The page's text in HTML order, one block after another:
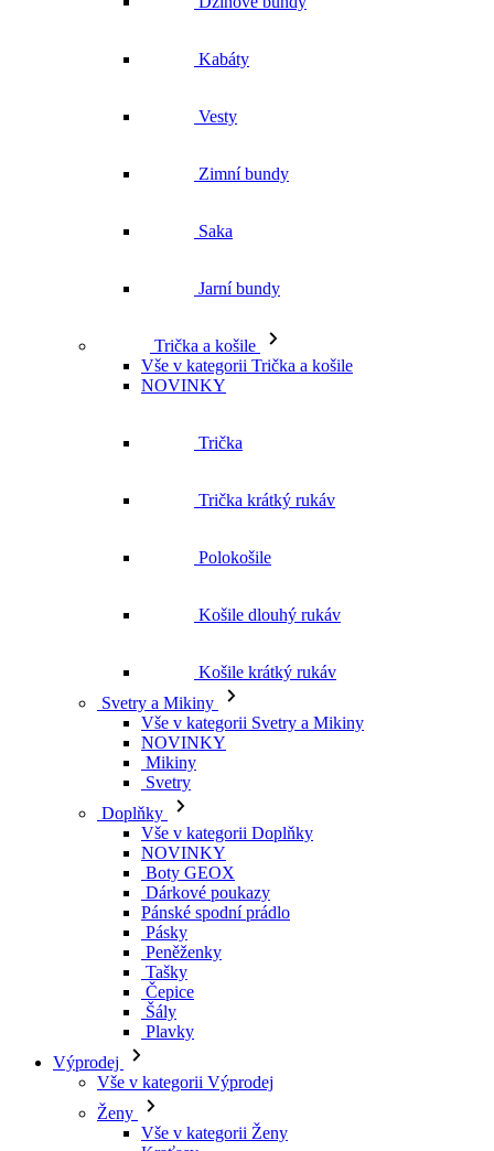
Kabáty
Vesty
Zimní bundy
Saka
Jarní bundy
Trička a košile
Vše v kategorii Trička a košile
NOVINKY
Trička
Trička krátký rukáv
Polokošile
Košile dlouhý rukáv
Košile krátký rukáv
Svetry a Mikiny
Vše v kategorii Svetry a Mikiny
NOVINKY
Mikiny
Svetry
Doplňky
Vše v kategorii Doplňky
NOVINKY
Boty GEOX
Dárkové poukazy
Pánské spodní prádlo
Pásky
Peněženky
Tašky
Čepice
Šály
Plavky
Výprodej
Vše v kategorii Výprodej
Ženy
Vše v kategorii Ženy